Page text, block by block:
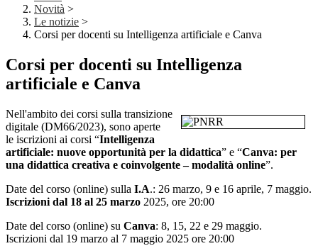
Novità >
Le notizie >
Corsi per docenti su Intelligenza artificiale e Canva
Corsi per docenti su Intelligenza
artificiale e Canva
Nell'ambito dei corsi sulla transizione
digitale (DM66/2023), sono aperte
le iscrizioni ai corsi “Intelligenza
artificiale: nuove opportunità per la didattica” e “Canva: per
una didattica creativa e coinvolgente – modalità online”.
Date del corso (online) sulla I.A.: 26 marzo, 9 e 16 aprile, 7 maggio.
Iscrizioni dal 18 al 25 marzo 2025, ore 20:00
Date del corso (online) su Canva: 8, 15, 22 e 29 maggio.
Iscrizioni dal 19 marzo al 7 maggio 2025 ore 20:00